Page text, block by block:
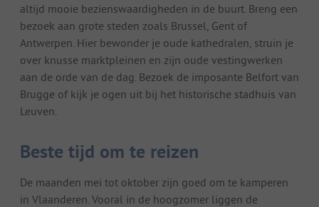
altijd mooie bezienswaardigheden in de buurt. Breng een
bezoek aan grote steden zoals Brussel, Gent of
Antwerpen. Hier bewonder je oude kathedralen, struin je
over knusse marktpleinen en zijn oude vestingwerken
aan de orde van de dag. Bezoek de imposante Belfort van
Brugge of kijk je ogen uit bij het historische stadhuis van
Leuven.
Beste tijd om te reizen
De maanden mei tot oktober zijn goed om te kamperen
in Vlaanderen. Vooral in de hoogzomer liggen de